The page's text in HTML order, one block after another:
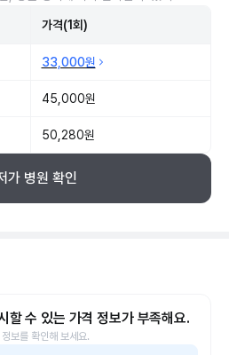
가격(1회)
33,000원
45,000원
50,280원
가 병원 확인
할 수 있는 가격 정보가 부족해요.
보를 확인해 보세요.